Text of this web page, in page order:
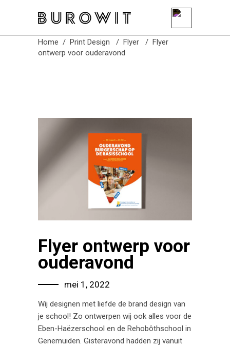
Home / Print Design / Flyer / Flyer
ontwerp voor ouderavond
Flyer ontwerp voor
ouderavond
mei 1, 2022
Wij designen met liefde de brand design van
je school! Zo ontwerpen wij ook alles voor de
Eben-Haëzerschool en de Rehobôthschool in
Genemuiden. Gisteravond hadden zij vanuit